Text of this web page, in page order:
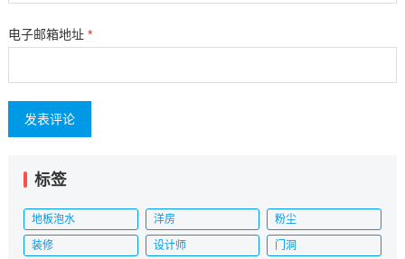
电子邮箱地址 *
标签
地板泡水 洋房 粉尘
装修 设计师 门洞